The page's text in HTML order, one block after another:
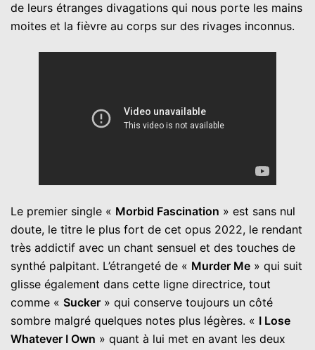
de leurs étranges divagations qui nous porte les mains
moites et la fièvre au corps sur des rivages inconnus.
Le premier single « Morbid Fascination » est sans nul
doute, le titre le plus fort de cet opus 2022, le rendant
très addictif avec un chant sensuel et des touches de
synthé palpitant. L’étrangeté de « Murder Me » qui suit
glisse également dans cette ligne directrice, tout
comme « Sucker » qui conserve toujours un côté
sombre malgré quelques notes plus légères. « I Lose
Whatever I Own » quant à lui met en avant les deux